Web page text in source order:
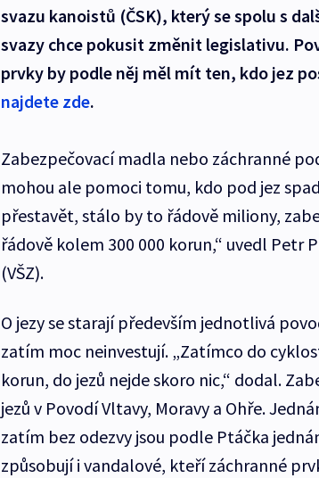
svazu kanoistů (ČSK), který se spolu s
svazy chce pokusit změnit legislativu.
prvky by podle něj měl mít ten, kdo jez
najdete zde.
Zabezpečovací madla nebo záchranné
mohou ale pomoci tomu, kdo pod jez
přestavět, stálo by to řádově miliony,
řádově kolem 300 000 korun,“ uvedl Petr
(VŠZ).
O jezy se starají především jednotlivá
zatím moc neinvestují. „Zatímco do
korun, do jezů nejde skoro nic,“ dodal.
jezů v Povodí Vltavy, Moravy a Ohře.
zatím bez odezvy jsou podle Ptáčka
způsobují i vandalové, kteří záchranné